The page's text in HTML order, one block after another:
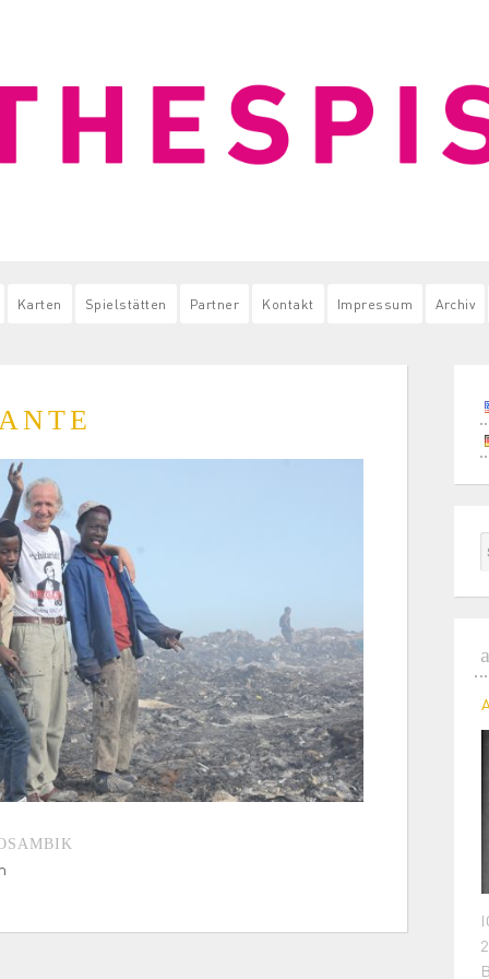
Karten Spielstätten Partner Kontakt Impressum Archiv